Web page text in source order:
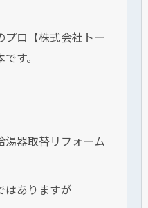
ロ【株式会社トー
す。
湯器取替リフォーム
はありますが